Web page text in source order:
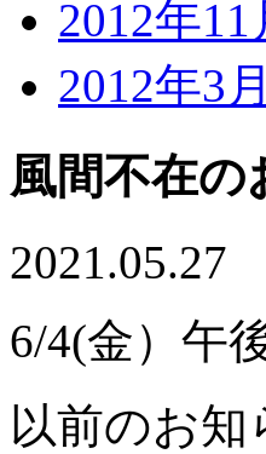
2012年11
2012年3月
風間不在の
2021.05.27
6/4(金）午
以前のお知